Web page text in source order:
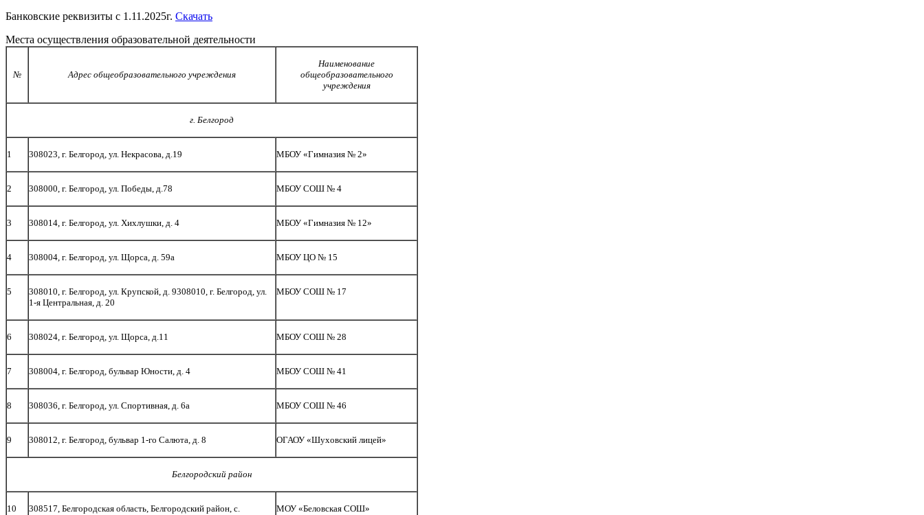
Банковские реквизиты с 1.11.2025г. Скачать
Места осуществления образовательной деятельности
№ Адрес общеобразовательного учреждения
Наименование
общеобразовательного
учреждения
г. Белгород
1 308023, г. Белгород, ул. Некрасова, д.19 МБОУ «Гимназия № 2»
2 308000, г. Белгород, ул. Победы, д.78 МБОУ СОШ № 4
3 308014, г. Белгород, ул. Хихлушки, д. 4 МБОУ «Гимназия № 12»
4 308004, г. Белгород, ул. Щорса, д. 59а МБОУ ЦО № 15
5
308010, г. Белгород, ул. Крупской, д. 9308010, г. Белгород, ул.
1-я Центральная, д. 20
МБОУ СОШ № 17
6 308024, г. Белгород, ул. Щорса, д.11 МБОУ СОШ № 28
7 308004, г. Белгород, бульвар Юности, д. 4 МБОУ СОШ № 41
8 308036, г. Белгород, ул. Спортивная, д. 6а МБОУ СОШ № 46
9 308012, г. Белгород, бульвар 1-го Салюта, д. 8 ОГАОУ «Шуховский лицей»
Белгородский район
10
308517, Белгородская область, Белгородский район, с.
МОУ «Беловская СОШ»